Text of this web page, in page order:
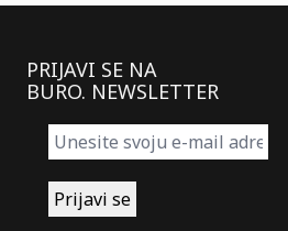
PRIJAVI SE NA
BURO. NEWSLETTER